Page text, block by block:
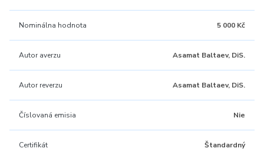
Nominálna hodnota 5 000 Kč
Autor averzu Asamat Baltaev, DiS.
Autor reverzu Asamat Baltaev, DiS.
Číslovaná emisia Nie
Certifikát Štandardný